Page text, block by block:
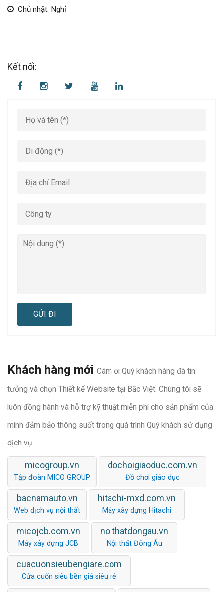
Chủ nhật: Nghỉ
Kết nối:
GỬI ĐI
Khách hàng mới Cám ơi Quý khách hàng đã tin
tưởng và chọn Thiết kế Website tại Bắc Việt. Chúng tôi sẽ
luôn đồng hành và hỗ trợ kỹ thuật miễn phí cho sản phẩm của
mình đảm bảo thông suốt trong quá trình Quý khách sử dụng
dịch vụ.
micogroup.vn
Tập đoàn MICO GROUP
dochoigiaoduc.com.vn
Đồ chơi giáo dục
bacnamauto.vn
Web dịch vụ nội thất
hitachi-mxd.com.vn
Máy xây dựng Hitachi
micojcb.com.vn
Máy xây dựng JCB
noithatdongau.vn
Nội thất Đông Âu
cuacuonsieubengiare.com
Cửa cuốn siêu bền giá siêu rẻ